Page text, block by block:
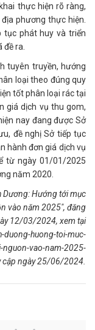
thực hiện rõ ràng,
phương thực hiện.
tục phát huy và triển
ra.
tuyên truyền, hướng
loại theo đúng quy
tốt phân loại rác tại
giá dịch vụ thu gom,
nay đang được Sở
đề nghị Sở tiếp tục
hành đơn giá dịch vụ
từ ngày 01/01/2025
năm 2020.
Dương: Hướng tới mục
vào năm 2025", đăng
12/03/2024, xem tại
huong-toi-muc-
nguon-vao-nam-2025-
cập ngày 25/06/2024.